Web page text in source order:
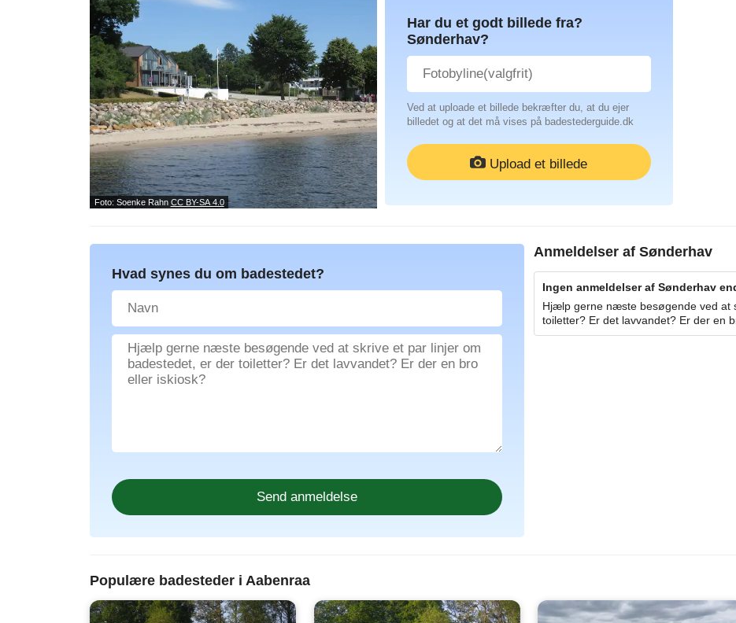
Foto: Soenke Rahn CC BY-SA 4.0
Har du et godt billede fra?
Sønderhav?
Ved at uploade et billede bekræfter du, at du ejer
billedet og at det må vises på badestederguide.dk
Upload et billede
Anmeldelser af Sønderhav
Ingen anmeldelser af Sønderhav
Hjælp gerne næste besøgende ved at
toiletter? Er det lavvandet? Er der en
Hvad synes du om badestedet?
Populære badesteder i Aabenraa